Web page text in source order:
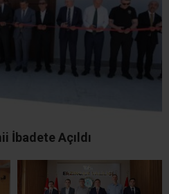
İbadete Açıldı